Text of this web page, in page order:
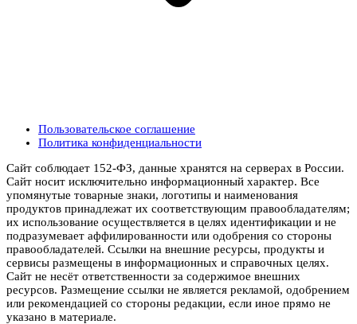
Пользовательское соглашение
Политика конфиденциальности
Сайт соблюдает 152-ФЗ, данные хранятся на серверах в России.
Сайт носит исключительно информационный характер. Все
упомянутые товарные знаки, логотипы и наименования
продуктов принадлежат их соответствующим правообладателям;
их использование осуществляется в целях идентификации и не
подразумевает аффилированности или одобрения со стороны
правообладателей. Ссылки на внешние ресурсы, продукты и
сервисы размещены в информационных и справочных целях.
Сайт не несёт ответственности за содержимое внешних
ресурсов. Размещение ссылки не является рекламой, одобрением
или рекомендацией со стороны редакции, если иное прямо не
указано в материале.